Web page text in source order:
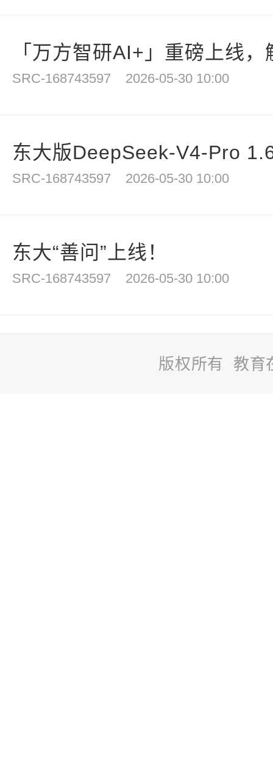
「万方智研AI+」重磅上线
SRC-168743597 2026-05-30 10:00
东大版DeepSeek-V4-Pro
SRC-168743597 2026-05-30 10:00
东大“善问”上线！
SRC-168743597 2026-05-30 10:00
版权所有 教育